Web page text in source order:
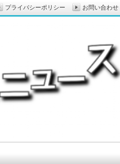
プライバシーポリシー お問い合わせ